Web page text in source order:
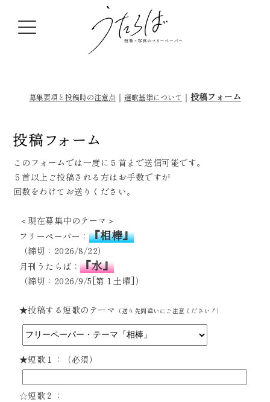
募集要項と投稿時の注意点 ｜ 選歌基準について ｜ 投稿フォーム
このフォームでは一度に５首まで送信可能です。
５首以上ご投稿される方はお手数ですが
回数をわけてお送りください。
＜現在募集中のテーマ＞
フリーペーパー： 『相棒』
（締切：2026/8/22）
月刊うたらば：『水』
（締切：2026/9/5[第１土曜]）
★投稿する短歌のテーマ （送り先間違いにご注意ください！）
★短歌１：（必須）
☆短歌２：